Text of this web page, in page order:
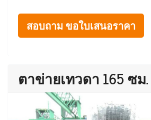
สอบถาม ขอใบเสนอราคา
ตาข่ายเทวดา 165 ซม.